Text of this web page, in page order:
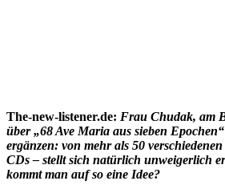
The-new-listener.de: Frau Chudak, am
über „68 Ave Maria aus sieben
ergänzen: von mehr als 50
CDs – stellt sich natürlich unweigerlich
kommt man auf so eine Idee?